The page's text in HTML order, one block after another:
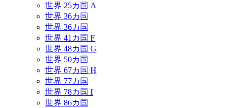
世界 25カ国 A
世界 36カ国
世界 36カ国
世界 41カ国 F
世界 48カ国 G
世界 50カ国
世界 67カ国 H
世界 77カ国
世界 78カ国 I
世界 86カ国